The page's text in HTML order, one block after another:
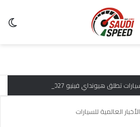
الأخبار العالمية للسيارات